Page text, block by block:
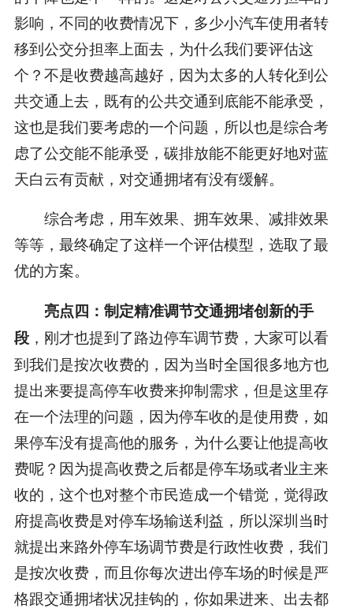
影响，不同的收费情况下，多少小汽车使用者转
移到公交分担率上面去，为什么我们要评估这
个？不是收费越高越好，因为太多的人转化到公
共交通上去，既有的公共交通到底能不能承受，
这也是我们要考虑的一个问题，所以也是综合考
虑了公交能不能承受，碳排放能不能更好地对蓝
天白云有贡献，对交通拥堵有没有缓解。
综合考虑，用车效果、拥车效果、减排效果
等等，最终确定了这样一个评估模型，选取了最
优的方案。
亮点四：制定精准调节交通拥堵创新的手
段，刚才也提到了路边停车调节费，大家可以看
到我们是按次收费的，因为当时全国很多地方也
提出来要提高停车收费来抑制需求，但是这里存
在一个法理的问题，因为停车收的是使用费，如
果停车没有提高他的服务，为什么要让他提高收
费呢？因为提高收费之后都是停车场或者业主来
收的，这个也对整个市民造成一个错觉，觉得政
府提高收费是对停车场输送利益，所以深圳当时
就提出来路外停车场调节费是行政性收费，我们
是按次收费，而且你每次进出停车场的时候是严
格跟交通拥堵状况挂钩的，你如果进来、出去都